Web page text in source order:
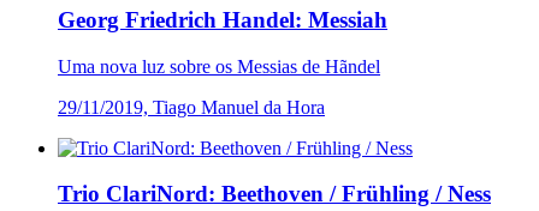
Georg Friedrich Handel: Messiah
Uma nova luz sobre os Messias de Hãndel
29/11/2019, Tiago Manuel da Hora
Trio ClariNord: Beethoven / Frühling / Ness